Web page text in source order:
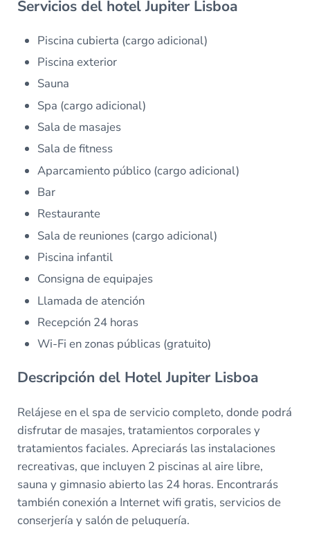
Servicios del hotel Jupiter Lisboa
Piscina cubierta (cargo adicional)
Piscina exterior
Sauna
Spa (cargo adicional)
Sala de masajes
Sala de fitness
Aparcamiento público (cargo adicional)
Bar
Restaurante
Sala de reuniones (cargo adicional)
Piscina infantil
Consigna de equipajes
Llamada de atención
Recepción 24 horas
Wi-Fi en zonas públicas (gratuito)
Descripción del Hotel Jupiter Lisboa
Relájese en el spa de servicio completo, donde podrá
disfrutar de masajes, tratamientos corporales y
tratamientos faciales. Apreciarás las instalaciones
recreativas, que incluyen 2 piscinas al aire libre,
sauna y gimnasio abierto las 24 horas. Encontrarás
también conexión a Internet wifi gratis, servicios de
conserjería y salón de peluquería.